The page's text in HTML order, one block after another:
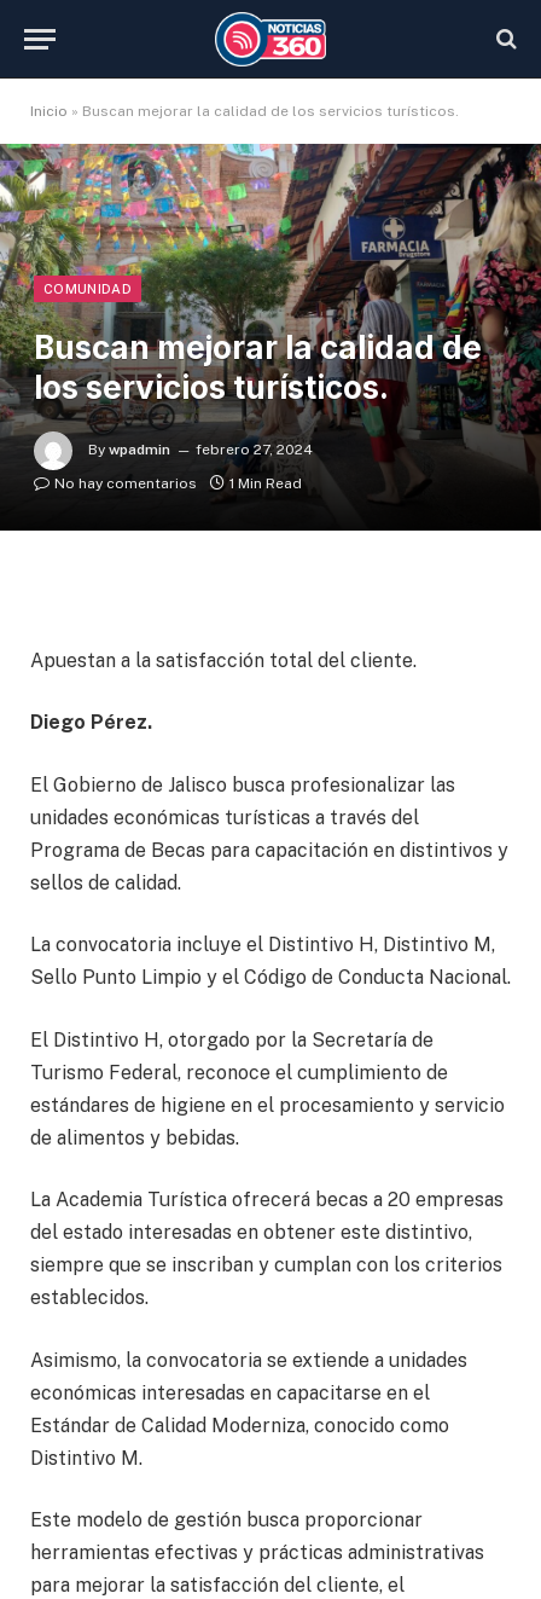
Inicio » Buscan mejorar la calidad de los servicios turísticos.
COMUNIDAD
Buscan mejorar la calidad de
los servicios turísticos.
By wpadmin
febrero 27, 2024
No hay comentarios
1 Min Read
Apuestan a la satisfacción total del cliente.
Diego Pérez.
El Gobierno de Jalisco busca profesionalizar las
unidades económicas turísticas a través del
Programa de Becas para capacitación en distintivos y
sellos de calidad.
La convocatoria incluye el Distintivo H, Distintivo M,
Sello Punto Limpio y el Código de Conducta Nacional.
El Distintivo H, otorgado por la Secretaría de
Turismo Federal, reconoce el cumplimiento de
estándares de higiene en el procesamiento y servicio
de alimentos y bebidas.
La Academia Turística ofrecerá becas a 20 empresas
del estado interesadas en obtener este distintivo,
siempre que se inscriban y cumplan con los criterios
establecidos.
Asimismo, la convocatoria se extiende a unidades
económicas interesadas en capacitarse en el
Estándar de Calidad Moderniza, conocido como
Distintivo M.
Este modelo de gestión busca proporcionar
herramientas efectivas y prácticas administrativas
para mejorar la satisfacción del cliente, el